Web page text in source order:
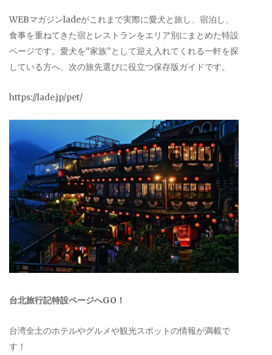
WEBマガジンladeがこれまで実際に愛犬と旅し、宿泊し、
食事を重ねてきた宿とレストランをエリア別にまとめた特設
ページです。愛犬を“家族”として迎え入れてくれる一軒を探
している方へ、次の旅先選びに役立つ保存版ガイドです。
https://lade.jp/pet/
台北旅行記特設ページへGO！
台湾全土のホテルやグルメや観光スポットの情報が満載で
す！